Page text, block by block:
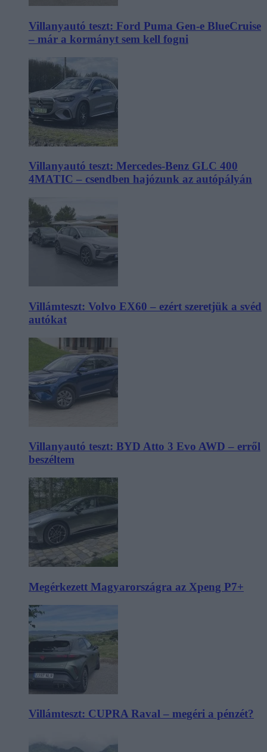
Villanyautó teszt: Ford Puma Gen-e BlueCruise
– már a kormányt sem kell fogni
Villanyautó teszt: Mercedes-Benz GLC 400
4MATIC – csendben hajózunk az autópályán
Villámteszt: Volvo EX60 – ezért szeretjük a svéd
autókat
Villanyautó teszt: BYD Atto 3 Evo AWD – erről
beszéltem
Megérkezett Magyarországra az Xpeng P7+
Villámteszt: CUPRA Raval – megéri a pénzét?